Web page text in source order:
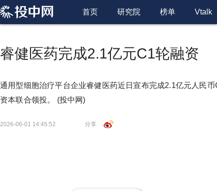
首页 研究院 榜单 Vtalk
睿健医药完成2.1亿元C1轮融资
通用型细胞治疗平台企业睿健医药近日宣布完成2.1亿元人民
资本联合领投。 (投中网)
2026-06-01 14:45:52 分享